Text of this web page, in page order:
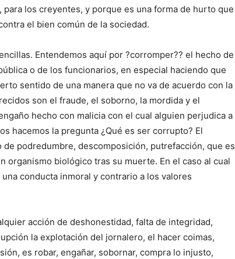
los creyentes, y porque es una forma de hurto que
el bien común de la sociedad.
Entendemos aquí por ?corromper?? el hecho de
o de los funcionarios, en especial haciendo que
sentido de una manera que no va de acuerdo con la
son el fraude, el soborno, la mordida y el
hecho con malicia con el cual alguien perjudica a
hacemos la pregunta ¿Qué es ser corrupto? El
podredumbre, descomposición, putrefacción, que es
organismo biológico tras su muerte. En el caso al cual
conducta inmoral y contrario a los valores
acción de deshonestidad, falta de integridad,
la explotación del jornalero, el hacer coimas,
es robar, engañar, sobornar, compra lo injusto,